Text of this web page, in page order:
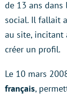
de 13 ans dans
social. Il fallait
au site, incitant
créer un profil.
Le 10 mars
français,